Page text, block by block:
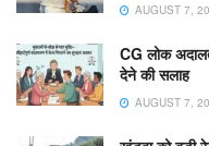
AUGUST 7,
CG लोक
देने की सलाह
AUGUST 7,